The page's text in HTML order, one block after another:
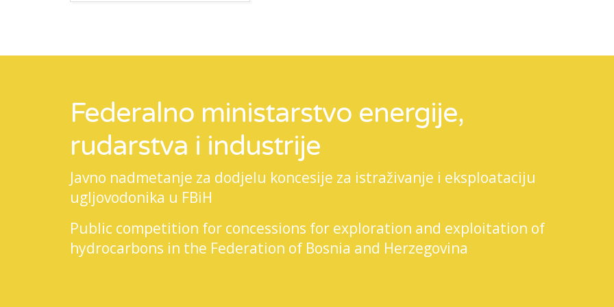
Federalno ministarstvo energije,
rudarstva i industrije
Javno nadmetanje za dodjelu koncesije za istraživanje i eksploataciju
ugljovodonika u FBiH
Public competition for concessions for exploration and exploitation of
hydrocarbons in the Federation of Bosnia and Herzegovina